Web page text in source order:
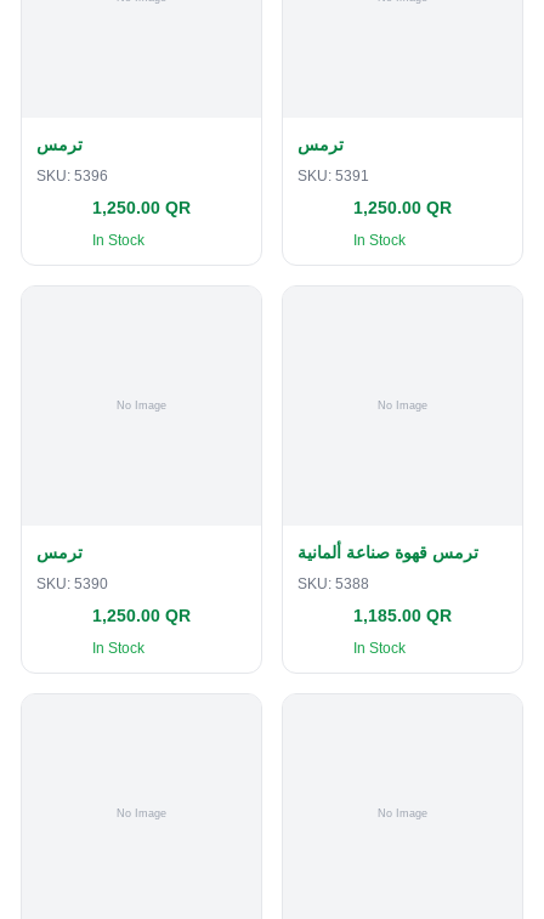
ترمس
SKU: 5396
1,250.00 QR
In Stock
ترمس
SKU: 5391
1,250.00 QR
In Stock
ترمس
SKU: 5390
1,250.00 QR
In Stock
ترمس قهوة صناعة ألمانية
SKU: 5388
1,185.00 QR
In Stock